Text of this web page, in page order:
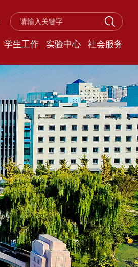
学生工作 实验中心 社会服务